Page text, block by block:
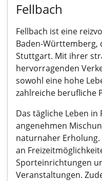
Fellbach
Fellbach ist eine
Baden-Württemberg,
Stuttgart. Mit ihrer
hervorragenden
sowohl eine hohe
zahlreiche berufliche
Das tägliche Leben
angenehmen
naturnaher Erholung.
an
Sporteinrichtungen
Veranstaltungen.